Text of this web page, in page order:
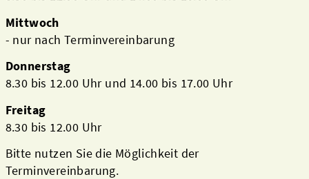
Mittwoch
- nur nach Terminvereinbarung
Donnerstag
8.30 bis 12.00 Uhr und 14.00 bis 17.00 Uhr
Freitag
8.30 bis 12.00 Uhr
Bitte nutzen Sie die Möglichkeit der
Terminvereinbarung.